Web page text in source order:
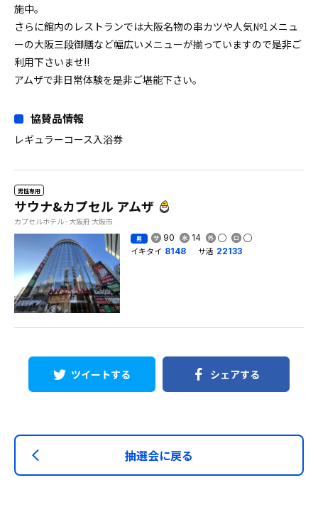
施中。
さらに館内のレストランでは大阪名物の串カツや人気№1メニュ
ーの大阪三段御膳など幅広いメニューが揃っていますので是非ご
利用下さいませ!!
アムザで非日常体験を是非ご堪能下さい。
協賛品情報
レギュラーコース入浴券
男性専用
サウナ&カプセル アムザ
カプセルホテル - 大阪府 大阪市
男 90 14
イキタイ 8148 サ活 22133
ツイートする シェアする
抽選会に戻る